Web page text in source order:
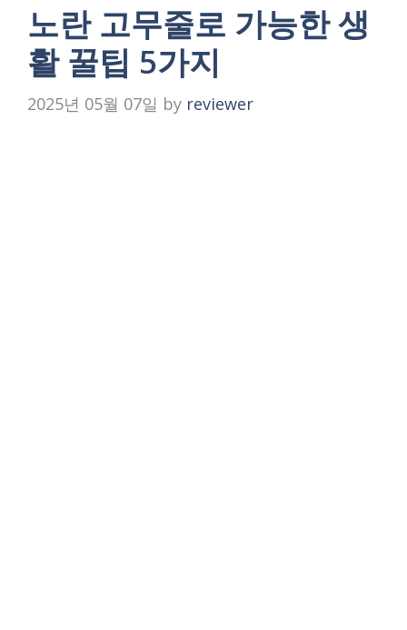
노란 고무줄로 가능한 생
활 꿀팁 5가지
2025년 05월 07일 by reviewer